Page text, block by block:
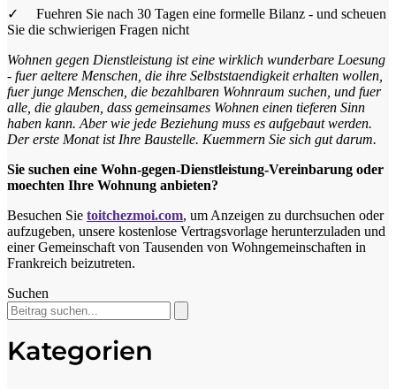
✓ Fuehren Sie nach 30 Tagen eine formelle Bilanz - und scheuen
Sie die schwierigen Fragen nicht
Wohnen gegen Dienstleistung ist eine wirklich wunderbare Loesung
- fuer aeltere Menschen, die ihre Selbststaendigkeit erhalten wollen,
fuer junge Menschen, die bezahlbaren Wohnraum suchen, und fuer
alle, die glauben, dass gemeinsames Wohnen einen tieferen Sinn
haben kann. Aber wie jede Beziehung muss es aufgebaut werden.
Der erste Monat ist Ihre Baustelle. Kuemmern Sie sich gut darum.
Sie suchen eine Wohn-gegen-Dienstleistung-Vereinbarung oder
moechten Ihre Wohnung anbieten?
Besuchen Sie toitchezmoi.com, um Anzeigen zu durchsuchen oder
aufzugeben, unsere kostenlose Vertragsvorlage herunterzuladen und
einer Gemeinschaft von Tausenden von Wohngemeinschaften in
Frankreich beizutreten.
Suchen
Kategorien